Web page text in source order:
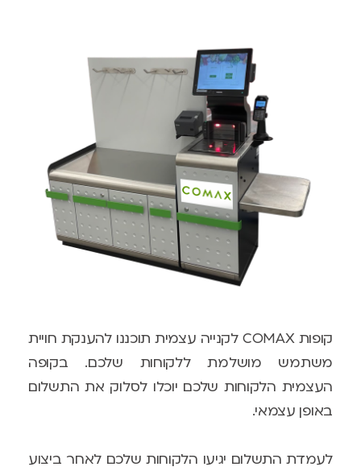
קופות COMAX לקנייה עצמית תוכננו להענקת חויית
משתמש מושלמת ללקוחות שלכם. בקופה
העצמית הלקוחות שלכם יוכלו לסלוק את התשלום
באופן עצמאי.
לעמדת התשלום יגיעו הלקוחות שלכם לאחר ביצוע